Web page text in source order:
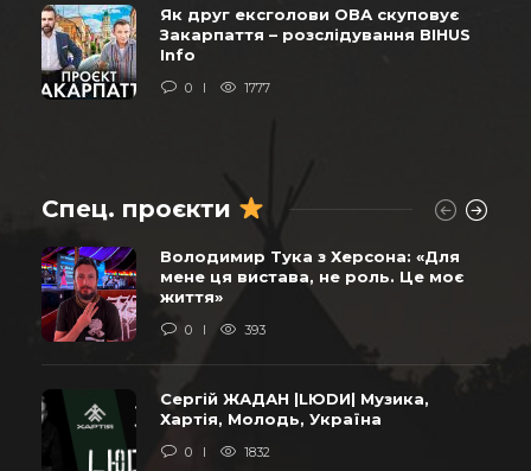
Як друг ексголови ОВА скуповує
Закарпаття – розслідування BIHUS
Info
0 1777
Спец. проєкти
Володимир Тука з Херсона: «Для
мене ця вистава, не роль. Це моє
життя»
0 393
Сергій ЖАДАН |LЮDИ| Музика,
Хартія, Молодь, Україна
0 1832